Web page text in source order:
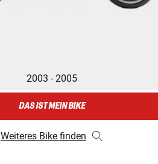
2003 - 2005
DAS IST MEIN BIKE
Weiteres Bike finden